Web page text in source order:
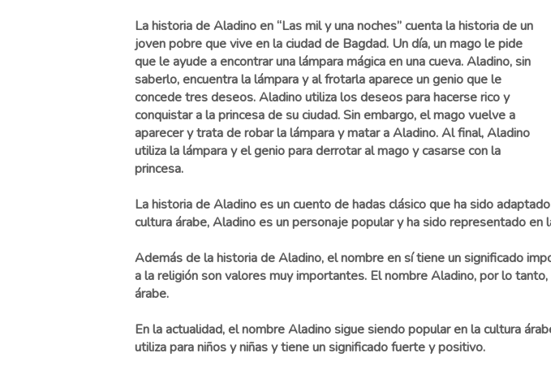
La historia de Aladino en “Las mil y una noches” cuenta la historia de un
joven pobre que vive en la ciudad de Bagdad. Un día, un mago le pide
que le ayude a encontrar una lámpara mágica en una cueva. Aladino, sin
saberlo, encuentra la lámpara y al frotarla aparece un genio que le
concede tres deseos. Aladino utiliza los deseos para hacerse rico y
conquistar a la princesa de su ciudad. Sin embargo, el mago vuelve a
aparecer y trata de robar la lámpara y matar a Aladino. Al final, Aladino
utiliza la lámpara y el genio para derrotar al mago y casarse con la
princesa.
La historia de Aladino es un cuento de hadas clásico que ha sido
cultura árabe, Aladino es un personaje popular y ha sido representado en
Además de la historia de Aladino, el nombre en sí tiene un significado
a la religión son valores muy importantes. El nombre Aladino, por lo
árabe.
En la actualidad, el nombre Aladino sigue siendo popular en la cultura
utiliza para niños y niñas y tiene un significado fuerte y positivo.